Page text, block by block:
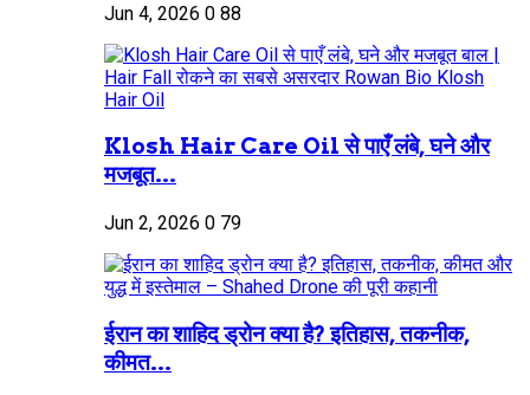
Jun 4, 2026 0 88
Klosh Hair Care Oil से पाएँ लंबे, घने और
मजबूत...
Jun 2, 2026 0 79
ईरान का शाहिद ड्रोन क्या है? इतिहास, तकनीक,
कीमत...